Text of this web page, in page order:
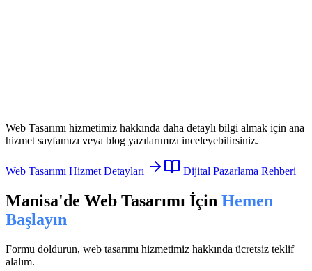
Web Tasarımı hizmetimiz hakkında daha detaylı bilgi almak için ana
hizmet sayfamızı veya blog yazılarımızı inceleyebilirsiniz.
Web Tasarımı Hizmet Detayları Dijital Pazarlama Rehberi
Manisa'de Web Tasarımı İçin Hemen
Başlayın
Formu doldurun, web tasarımı hizmetimiz hakkında ücretsiz teklif
alalım.